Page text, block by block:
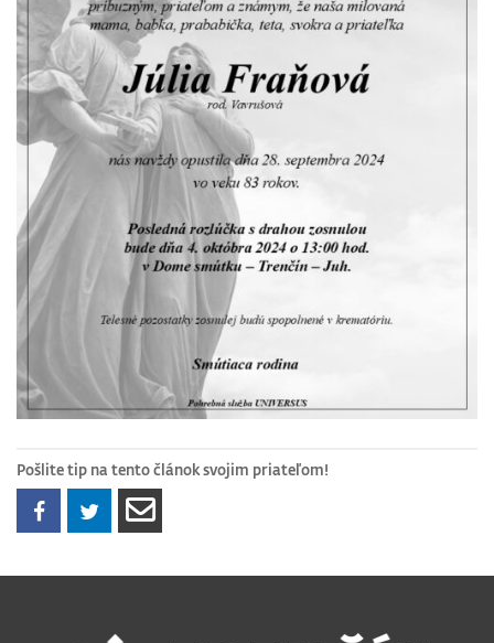
Pošlite tip na tento článok svojim priateľom!